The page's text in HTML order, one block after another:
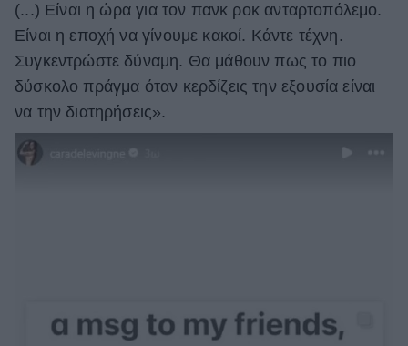
(...) Είναι η ώρα για τον πανκ ροκ ανταρτοπόλεμο.
Είναι η εποχή να γίνουμε κακοί. Κάντε τέχνη.
Συγκεντρώστε δύναμη. Θα μάθουν πως το πιο
δύσκολο πράγμα όταν κερδίζεις την εξουσία είναι
να την διατηρήσεις».